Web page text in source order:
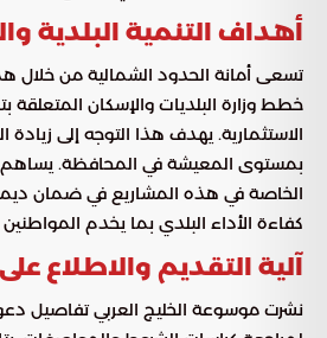
أهداف التنمية البلدية
تسعى أمانة الحدود الشمالية من خلال
خطط وزارة البلديات والإسكان المتعلقة
الاستثمارية. يهدف هذا التوجه إلى زيادة
بمستوى المعيشة في المحافظة.
الخاصة في هذه المشاريع في ضمان
كفاءة الأداء البلدي بما يخدم
آلية التقديم والاطلاع
نشرت موسوعة الخليج العربي تفاصيل